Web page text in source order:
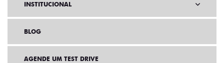
INSTITUCIONAL
BLOG
AGENDE UM TEST DRIVE